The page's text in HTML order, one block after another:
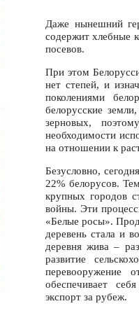
Даже нынешний
содержит хлебные
посевов.
При этом
нет степей, и
поколениями
белорусские
зерновых,
необходимости
на отношении к
Безусловно,
22% белорусов.
крупных городов
войны. Эти
«Белые росы».
деревень стала и
деревня жива –
развитие
перевооружение
обеспечивает
экспорт за рубеж.